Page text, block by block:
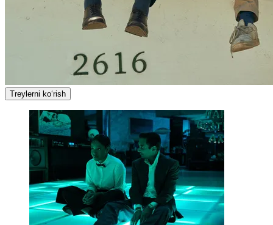
Treylerni ko‘rish